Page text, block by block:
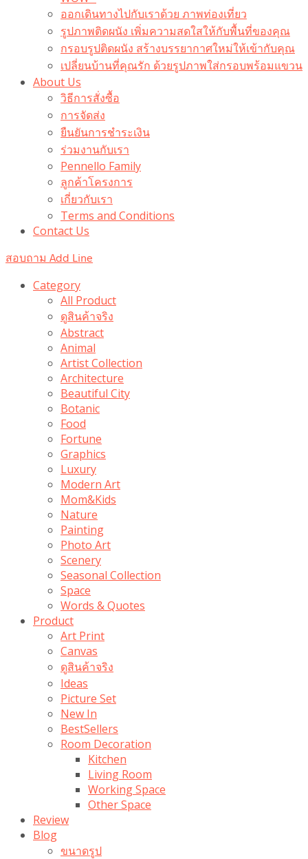
ออกเดินทางไปกับเราด้วย ภาพท่องเที่ยว
รูปภาพติดผนัง เพิ่มความสดใสให้กับพื้นที่ของคุณ
กรอบรูปติดผนัง สร้างบรรยากาศใหม่ให้เข้ากับคุณ
เปลี่ยนบ้านที่คุณรัก ด้วยรูปภาพใส่กรอบพร้อมแขวน​
About Us
วิธีการสั่งซื้อ
การจัดส่ง
ยืนยันการชำระเงิน
ร่วมงานกับเรา
Pennello Family
ลูกค้าโครงการ
เกี่ยวกับเรา
Terms and Conditions
Contact Us
สอบถาม Add Line
Category
All Product
ดูสินค้าจริง
Abstract
Animal
Artist Collection
Architecture
Beautiful City
Botanic
Food
Fortune
Graphics
Luxury
Modern Art
Mom&Kids
Nature
Painting
Photo Art
Scenery
Seasonal Collection
Space
Words & Quotes
Product
Art Print
Canvas
ดูสินค้าจริง
Ideas
Picture Set
New In
BestSellers
Room Decoration
Kitchen
Living Room
Working Space
Other Space
Review
Blog
ขนาดรูป